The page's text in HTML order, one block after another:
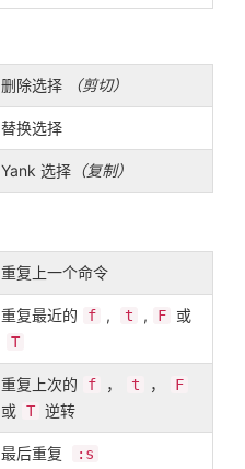
删除选择 （剪切）
替换选择
Yank 选择 （复制）
重复上一个命令
重复最近的 f , t , F 或
T
重复上次的 f ， t ， F
或 T 逆转
最后重复 :s